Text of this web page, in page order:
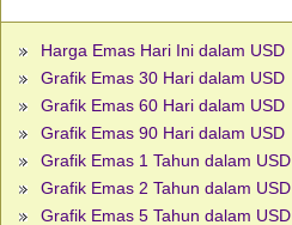
Harga Emas Hari Ini dalam USD
Grafik Emas 30 Hari dalam USD
Grafik Emas 60 Hari dalam USD
Grafik Emas 90 Hari dalam USD
Grafik Emas 1 Tahun dalam USD
Grafik Emas 2 Tahun dalam USD
Grafik Emas 5 Tahun dalam USD